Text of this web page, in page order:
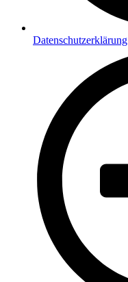
Datenschutzerklärung